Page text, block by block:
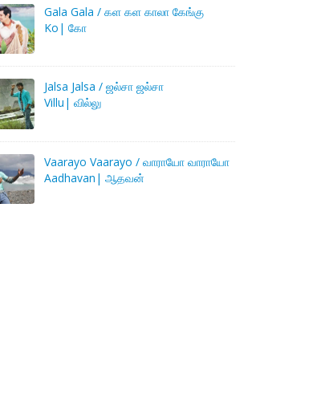
Gala Gala / கள கள காலா கேங்கு
Ko| கோ
Jalsa Jalsa / ஜல்சா ஜல்சா
Villu| வில்லு
Vaarayo Vaarayo / வாராயோ வாராயோ
Aadhavan| ஆதவன்